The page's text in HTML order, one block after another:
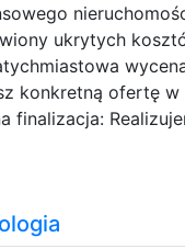
ukrytych
konkretną ofertę w
finalizacja: